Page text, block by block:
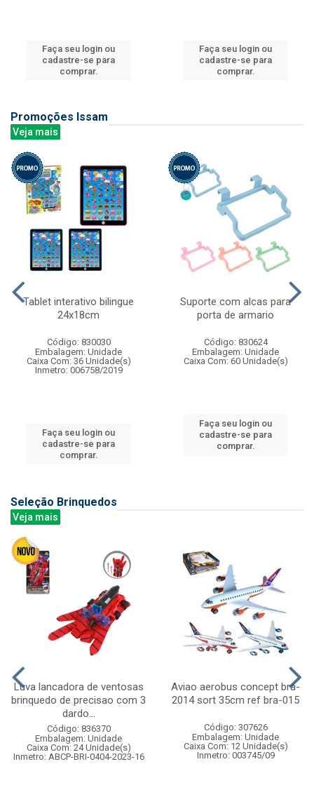
Faça seu login ou
cadastre-se para
comprar.
Faça seu login ou
cadastre-se para
comprar.
Promoções Issam
Veja mais
Tablet interativo bilingue
24x18cm
Código: 830030
Embalagem: Unidade
Caixa Com: 36 Unidade(s)
Inmetro: 006758/2019
Faça seu login ou
cadastre-se para
comprar.
Suporte com alcas para
porta de armario
Código: 830624
Embalagem: Unidade
Caixa Com: 60 Unidade(s)
Faça seu login ou
cadastre-se para
comprar.
Seleção Brinquedos
Veja mais
Luva lancadora de ventosas
brinquedo de precisao com 3
dardo...
Código: 836370
Embalagem: Unidade
Caixa Com: 24 Unidade(s)
Inmetro: ABCP-BRI-0404-2023-16
Aviao aerobus concept bra-
2014 sort 35cm ref bra-015
Código: 307626
Embalagem: Unidade
Caixa Com: 12 Unidade(s)
Inmetro: 003745/09